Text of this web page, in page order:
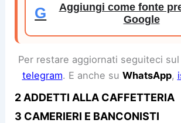
G
Aggiungi come fonte
Google
Per restare aggiornati seguiteci
telegram. E anche su WhatsApp,
2 ADDETTI ALLA CAFFETTERIA
3 CAMERIERI E BANCONISTI